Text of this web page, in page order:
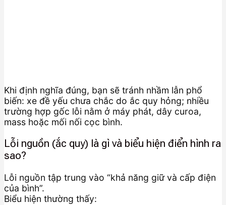
Khi định nghĩa đúng, bạn sẽ tránh nhầm lẫn phổ
biến: xe đề yếu chưa chắc do ắc quy hỏng; nhiều
trường hợp gốc lỗi nằm ở máy phát, dây curoa,
mass hoặc mối nối cọc bình.
Lỗi nguồn (ắc quy) là gì và biểu hiện điển hình ra
sao?
Lỗi nguồn tập trung vào “khả năng giữ và cấp điện
của bình”.
Biểu hiện thường thấy: